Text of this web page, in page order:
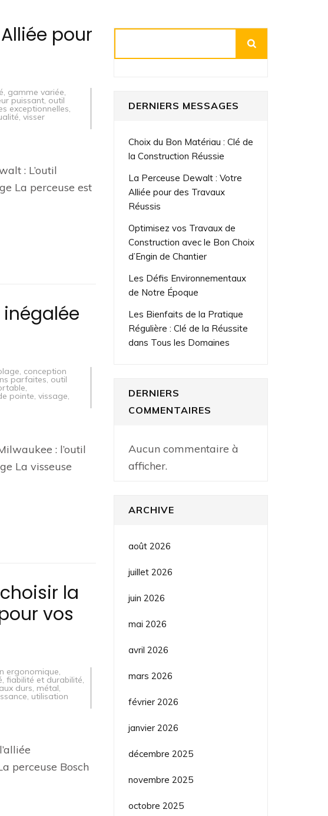
pour
, gamme variée,
puissant, outil
exceptionnelles,
, visser
: L’outil
La perceuse est
, conception
parfaites, outil
,
pointe, vissage,
: l’outil
La visseuse
la
vos
ergonomique,
, fiabilité et durabilité,
durs, métal,
, utilisation
perceuse Bosch
DERNIERS MESSAGES
Choix du Bon Matériau : Clé de
la Construction Réussie
La Perceuse Dewalt : Votre
Alliée pour des Travaux
Réussis
Optimisez vos Travaux de
Construction avec le Bon Choix
d’Engin de Chantier
Les Défis Environnementaux
de Notre Époque
Les Bienfaits de la Pratique
Régulière : Clé de la Réussite
dans Tous les Domaines
DERNIERS
COMMENTAIRES
Aucun commentaire à
afficher.
ARCHIVE
août 2026
juillet 2026
juin 2026
mai 2026
avril 2026
mars 2026
février 2026
janvier 2026
décembre 2025
novembre 2025
octobre 2025